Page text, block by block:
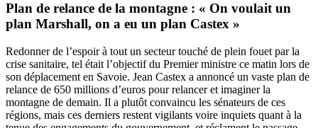
Plan de relance de la montagne : « On voulait un
plan Marshall, on a eu un plan Castex »
Redonner de l’espoir à tout un secteur touché de plein fouet par la
crise sanitaire, tel était l’objectif du Premier ministre ce matin lors de
son déplacement en Savoie. Jean Castex a annoncé un vaste plan de
relance de 650 millions d’euros pour relancer et imaginer la
montagne de demain. Il a plutôt convaincu les sénateurs de ces
régions, mais ces derniers restent vigilants voire inquiets quant à la